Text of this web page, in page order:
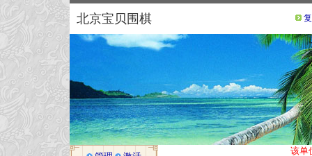
北京宝贝围棋
该单